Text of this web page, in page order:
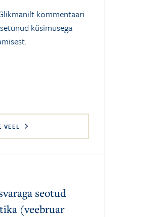
kommentaari
küsimusega
VEEL
seotud
(veebruar